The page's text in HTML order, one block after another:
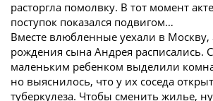
расторгла помолвку. В тот момент
поступок показался подвигом…
Вместе влюбленные уехали в Москву,
рождения сына Андрея расписались.
маленьким ребенком выделили
но выяснилось, что у их соседа
туберкулеза. Чтобы сменить жилье,